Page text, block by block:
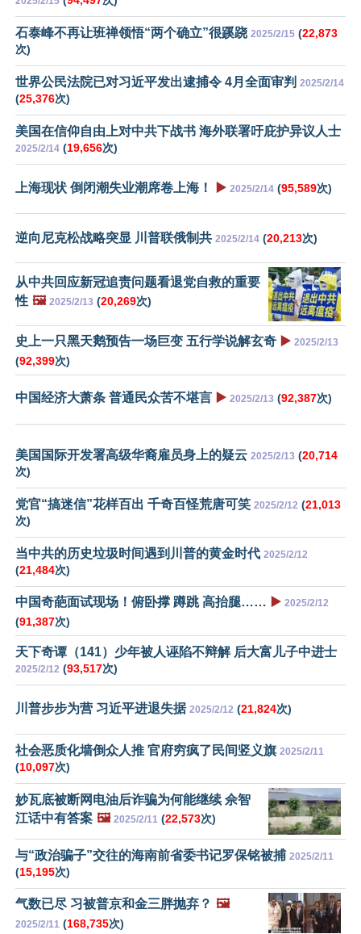
石泰峰不再让班禅领悟“两个确立”很蹊跷 2025/2/15 (22,873
次)
世界公民法院已对习近平发出逮捕令 4月全面审判 2025/2/14
(25,376次)
美国在信仰自由上对中共下战书 海外联署吁庇护异议人士
2025/2/14 (19,656次)
上海现状 倒闭潮失业潮席卷上海！ ▶️ 2025/2/14 (95,589次)
逆向尼克松战略突显 川普联俄制共 2025/2/14 (20,213次)
从中共回应新冠追责问题看退党自救的重要
性 🖼️ 2025/2/13 (20,269次)
史上一只黑天鹅预告一场巨变 五行学说解玄奇 ▶️ 2025/2/13
(92,399次)
中国经济大萧条 普通民众苦不堪言 ▶️ 2025/2/13 (92,387次)
美国国际开发署高级华裔雇员身上的疑云 2025/2/13 (20,714
次)
党官“搞迷信”花样百出 千奇百怪荒唐可笑 2025/2/12 (21,013
次)
当中共的历史垃圾时间遇到川普的黄金时代 2025/2/12
(21,484次)
中国奇葩面试现场！俯卧撑 蹲跳 高抬腿…… ▶️ 2025/2/12
(91,387次)
天下奇谭（141）少年被人诬陷不辩解 后大富儿子中进士
2025/2/12 (93,517次)
川普步步为营 习近平进退失据 2025/2/12 (21,824次)
社会恶质化墙倒众人推 官府穷疯了民间竖义旗 2025/2/11
(10,097次)
妙瓦底被断网电油后诈骗为何能继续 佘智
江话中有答案 🖼️ 2025/2/11 (22,573次)
与“政治骗子”交往的海南前省委书记罗保铭被捕 2025/2/11
(15,195次)
气数已尽 习被普京和金三胖抛弃？ 🖼️
2025/2/11 (168,735次)